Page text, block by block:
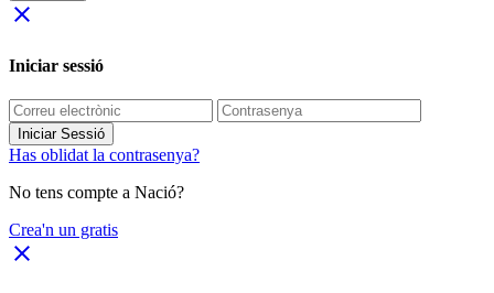
close
Iniciar sessió
Iniciar Sessió
Has oblidat la contrasenya?
No tens compte a Nació?
Crea'n un gratis
close